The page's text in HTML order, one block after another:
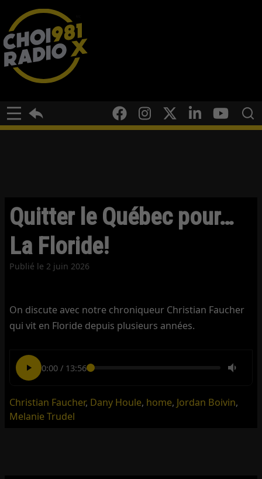
Quitter le Québec pour…
La Floride!
Publié le 2 juin 2026
On discute avec notre chroniqueur Christian Faucher
qui vit en Floride depuis plusieurs années.
0:00/ 13:56
Christian Faucher, Dany Houle, home, Jordan Boivin,
Melanie Trudel